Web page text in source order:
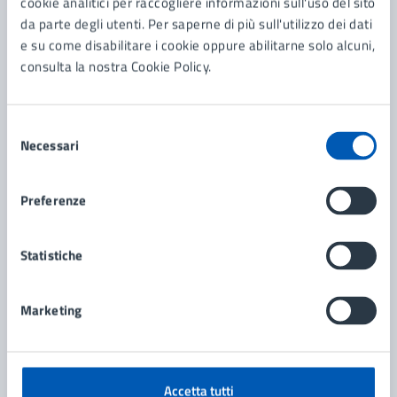
da parte degli utenti. Per saperne di più sull'utilizzo dei dati
e su come disabilitare i cookie oppure abilitarne solo alcuni,
consulta la nostra Cookie Policy.
delNecessari
Preferenze
Statistiche
Marketing
Accetta tutti
Amministrazione
4^ Commissione Territorio, Trasporti, Ecologia e